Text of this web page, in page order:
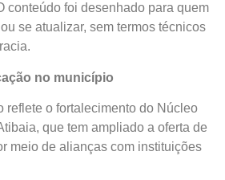
conteúdo foi desenhado para quem
se atualizar, sem termos técnicos
no município
reflete o fortalecimento do Núcleo
que tem ampliado a oferta de
meio de alianças com instituições